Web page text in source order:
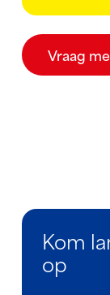
Vraag
Kom
op